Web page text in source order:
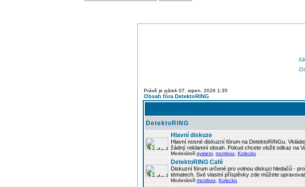
Právě je pátek 07. srpen, 2026 1:35
Obsah fóra DetektoRING
DetektoRING
Hlavní diskuze
Hlavní nosné diskuzní fórum na DetektoRINGu.
žádný reklamní obsah. Pokud chcete vložit odkaz na
Moderátoři system mcmlxxx Kolecko
DetektoRING Café
Diskuzní fórum určené pro volnou diskuzi hledačů -
tématech. Své vlastní příspěvky zde můžete
Moderátoři mcmlxxx Kolecko